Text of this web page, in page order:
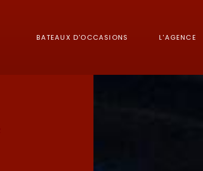
BATEAUX D'OCCASIONS L'AGENCE